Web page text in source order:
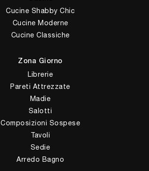
Cucine Shabby Chic
Cucine Moderne
Cucine Classiche
Zona Giorno
Librerie
Pareti Attrezzate
Madie
Salotti
Composizioni Sospese
Tavoli
Sedie
Arredo Bagno